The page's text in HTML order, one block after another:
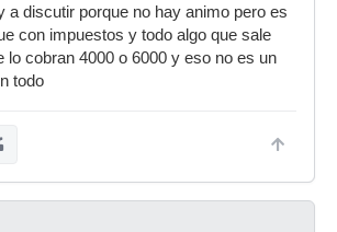
a discutir porque no hay animo pero es
con impuestos y todo algo que sale
lo cobran 4000 o 6000 y eso no es un
todo